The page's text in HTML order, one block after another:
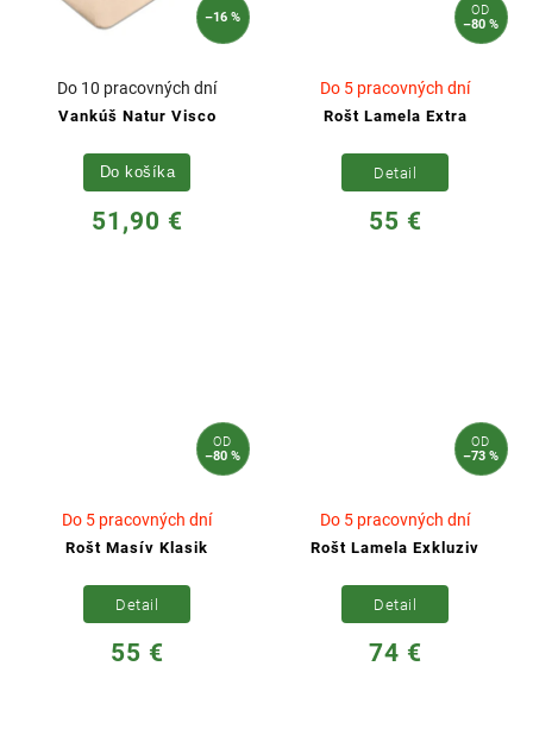
–16 %
Vankúš Natur Visco
Do 10 pracovných dní
51,90 €
Do košíka
OD
–80 %
Rošt Lamela Extra
Do 5 pracovných dní
55 €
Detail
OD
–80 %
Rošt Masív Klasik
Do 5 pracovných dní
55 €
Detail
OD
–73 %
Rošt Lamela Exkluziv
Do 5 pracovných dní
74 €
Detail